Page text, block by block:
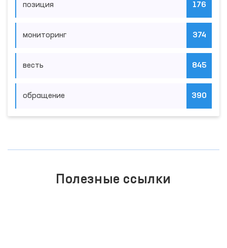
позиция 176
мониторинг 374
весть 845
обращение 390
Полезные ссылки